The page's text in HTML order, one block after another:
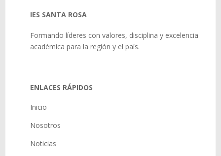
IES SANTA ROSA
Formando líderes con valores, disciplina y excelencia
académica para la región y el país.
ENLACES RÁPIDOS
Inicio
Nosotros
Noticias